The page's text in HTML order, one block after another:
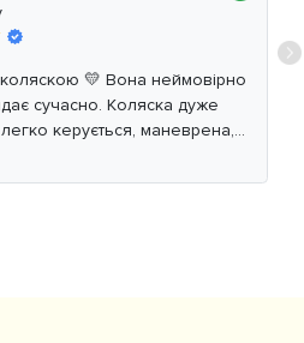
💛 Вона неймовірно
сучасно. Коляска дуже
керується, маневрена,
дорозі. Дитині
та великий капюшон